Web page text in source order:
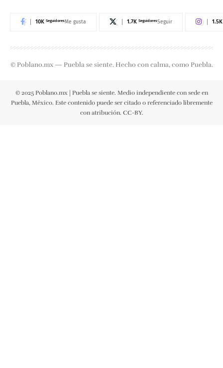
10K SeguidoresMe gusta 1.7K SeguidoresSeguir 1.5K
© Poblano.mx — Puebla se siente. Hecho con calma, como Puebla.
© 2025 Poblano.mx | Puebla se siente. Medio independiente con sede en
Puebla, México. Este contenido puede ser citado o referenciado libremente
con atribución. CC-BY.